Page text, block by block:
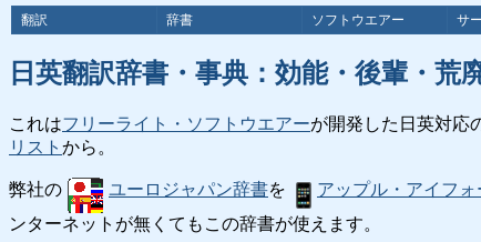
翻訳 辞書 ソフトウエアー サ
日英翻訳辞書・事典：効能・後輩・荒
これはフリーライト・ソフトウエアーが開発した日英対応
リスト から。
弊社の ユーロジャパン辞書を アップル・アイフォ
ンターネットが無くてもこの辞書が使えます。